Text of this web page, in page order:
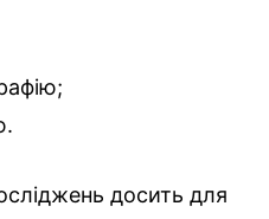
досить для